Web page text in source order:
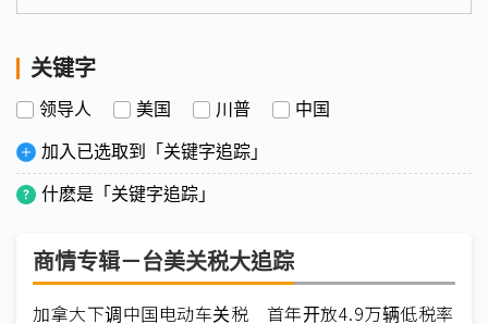
关键字
领导人 美国 川普 中国
加入已选取到「关键字追踪」
什麽是「关键字追踪」
商情专辑－台美关税大追踪
加拿大下调中国电动车关税 首年开放4.9万辆低税率